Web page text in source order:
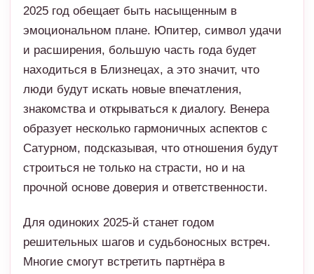
2025 год обещает быть насыщенным в
эмоциональном плане. Юпитер, символ удачи
и расширения, большую часть года будет
находиться в Близнецах, а это значит, что
люди будут искать новые впечатления,
знакомства и открываться к диалогу. Венера
образует несколько гармоничных аспектов с
Сатурном, подсказывая, что отношения будут
строиться не только на страсти, но и на
прочной основе доверия и ответственности.
Для одиноких 2025-й станет годом
решительных шагов и судьбоносных встреч.
Многие смогут встретить партнёра в